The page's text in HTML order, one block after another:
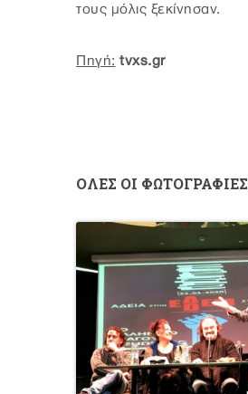
τους μόλις ξεκίνησαν.
Πηγή: tvxs.gr
ΟΛΕΣ ΟΙ ΦΩΤΟΓΡΑΦΙΕΣ